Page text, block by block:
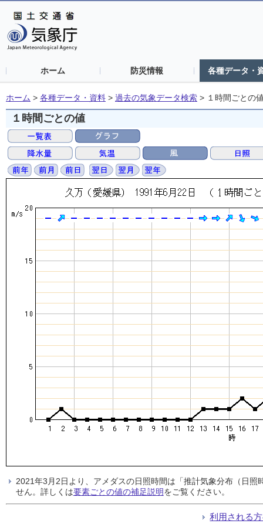
ホーム 防災情報 各種データ・
ホーム > 各種データ・資料 > 過去の気象データ検索 > １時間ごとの
１時間ごとの値
2021年3月2日より、アメダスの日照時間は「推計気象分布（日
せん。詳しくは要素ごとの値の補足説明をご覧ください。
利用される